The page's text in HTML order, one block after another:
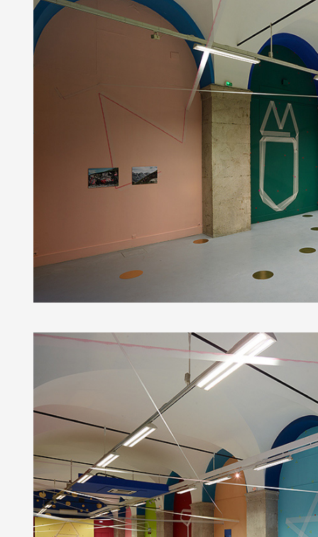
Événements
1% œuvres
public
Réseau
Artistes
De A à Z
Année par année
Collection vidéos
Candidater